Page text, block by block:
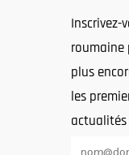
Inscrivez-
roumaine
plus
les